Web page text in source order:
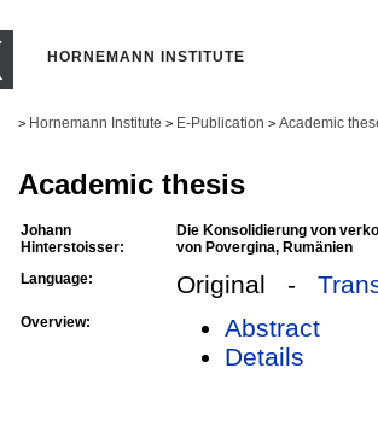
HORNEMANN INSTITUTE
> Hornemann Institute > E-Publication > Academic
Academic thesis
Johann
Hinterstoisser:
Die Konsolidierung von
von Povergina, Rumänien
Language:
Original -
Overview:
Abstract
Details